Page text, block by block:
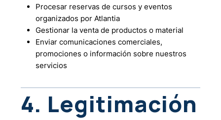
Procesar reservas de cursos y eventos
organizados por Atlantia
Gestionar la venta de productos o material
Enviar comunicaciones comerciales,
promociones o información sobre nuestros
servicios
4. Legitimación